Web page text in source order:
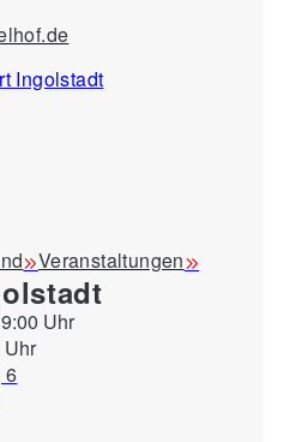
Veranstaltungen
Uhr
Uhr
6